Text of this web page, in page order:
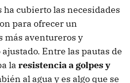
ha cubierto las necesidades
para ofrecer un
más aventureros y
Entre las pautas de
la resistencia a golpes y
al agua y es algo que se